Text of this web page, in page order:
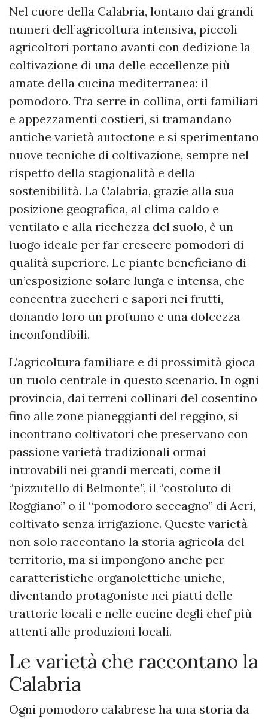
Nel cuore della Calabria, lontano dai grandi
numeri dell’agricoltura intensiva, piccoli
agricoltori portano avanti con dedizione la
coltivazione di una delle eccellenze più
amate della cucina mediterranea: il
pomodoro. Tra serre in collina, orti familiari
e appezzamenti costieri, si tramandano
antiche varietà autoctone e si sperimentano
nuove tecniche di coltivazione, sempre nel
rispetto della stagionalità e della
sostenibilità. La Calabria, grazie alla sua
posizione geografica, al clima caldo e
ventilato e alla ricchezza del suolo, è un
luogo ideale per far crescere pomodori di
qualità superiore. Le piante beneficiano di
un’esposizione solare lunga e intensa, che
concentra zuccheri e sapori nei frutti,
donando loro un profumo e una dolcezza
inconfondibili.
L’agricoltura familiare e di prossimità gioca
un ruolo centrale in questo scenario. In ogni
provincia, dai terreni collinari del cosentino
fino alle zone pianeggianti del reggino, si
incontrano coltivatori che preservano con
passione varietà tradizionali ormai
introvabili nei grandi mercati, come il
“pizzutello di Belmonte”, il “costoluto di
Roggiano” o il “pomodoro seccagno” di Acri,
coltivato senza irrigazione. Queste varietà
non solo raccontano la storia agricola del
territorio, ma si impongono anche per
caratteristiche organolettiche uniche,
diventando protagoniste nei piatti delle
trattorie locali e nelle cucine degli chef più
attenti alle produzioni locali.
Le varietà che raccontano la
Calabria
Ogni pomodoro calabrese ha una storia da